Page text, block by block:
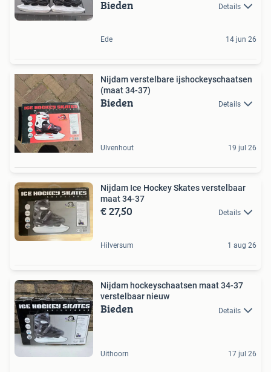
Bieden Details
Ede 14 jun 26
Nijdam verstelbare ijshockeyschaatsen
(maat 34-37)
Bieden Details
Ulvenhout 19 jul 26
Nijdam Ice Hockey Skates verstelbaar
maat 34-37
€ 27,50 Details
Hilversum 1 aug 26
Nijdam hockeyschaatsen maat 34-37
verstelbaar nieuw
Bieden Details
Uithoorn 17 jul 26